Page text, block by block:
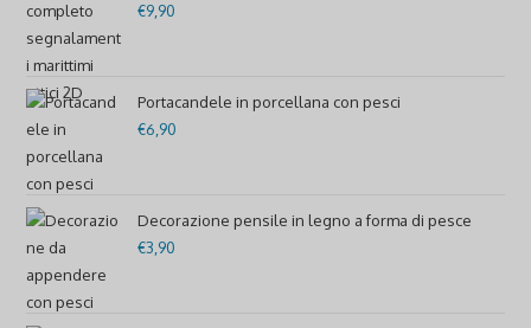
€9,90
Portacandele in porcellana con pesci
€6,90
Decorazione pensile in legno a forma di pesce
€3,90